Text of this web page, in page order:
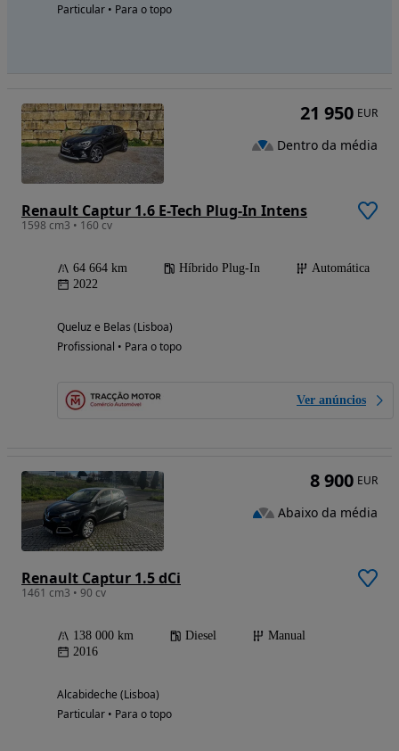
Particular • Para o topo
Renault Captur 1.6 E-Tech Plug-In Intens
1598 cm3 • 160 cv
64 664 km Híbrido Plug-In
Automática
2022
Queluz e Belas (Lisboa)
Profissional • Para o topo
Ver anúncios
21 950 EUR
Dentro da média
Renault Captur 1.5 dCi
1461 cm3 • 90 cv
138 000 km Diesel
Manual
2016
Alcabideche (Lisboa)
Particular • Para o topo
8 900 EUR
Abaixo da média